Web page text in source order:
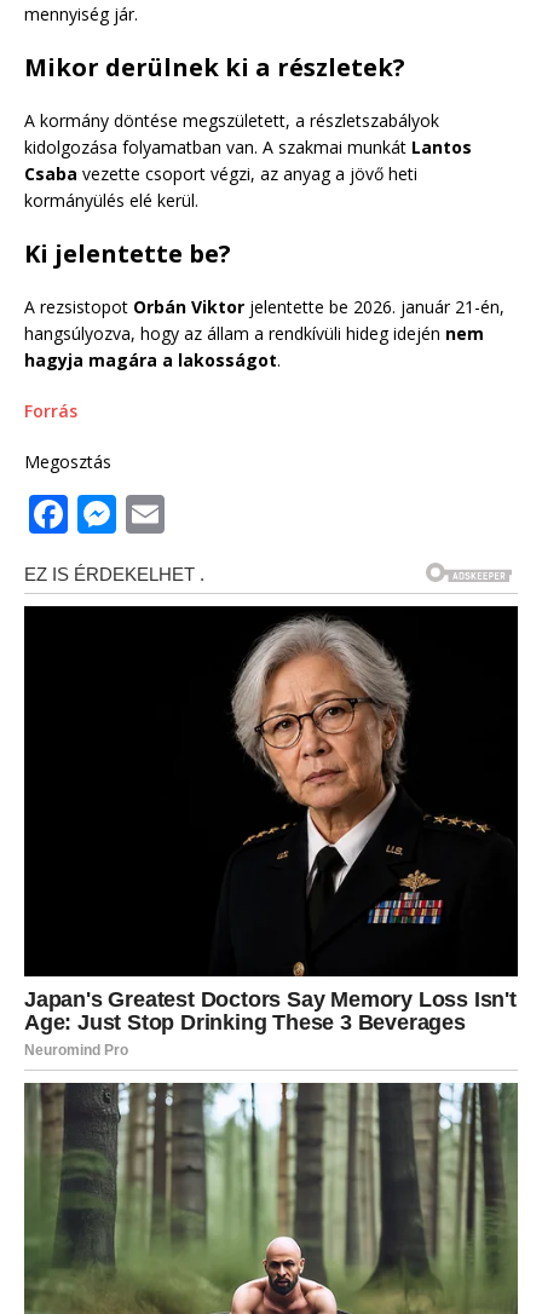
mennyiség jár.
Mikor derülnek ki a részletek?
A kormány döntése megszületett, a részletszabályok
kidolgozása folyamatban van. A szakmai munkát Lantos
Csaba vezette csoport végzi, az anyag a jövő heti
kormányülés elé kerül.
Ki jelentette be?
A rezsistopot Orbán Viktor jelentette be 2026. január 21-én,
hangsúlyozva, hogy az állam a rendkívüli hideg idején nem
hagyja magára a lakosságot.
Forrás
Megosztás
F
a
c
M
ssai